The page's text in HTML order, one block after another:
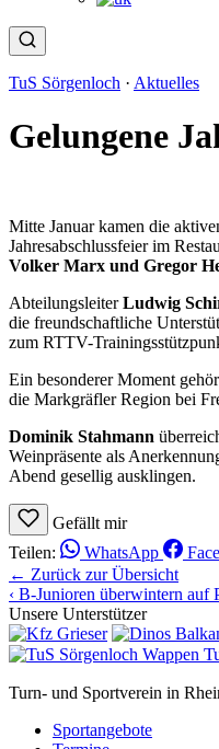
TuS Sörgenloch · Aktuelles
Gelungene
Mitte Januar kamen die
Jahresabschlussfeier im
Volker Marx und Gregor
AbteilungsleiterLudwig
die freundschaftliche
zum RTTV-
Ein besonderer Moment
die Markgräfler Region bei
Dominik Stahmann
Weinpräsente als
Abend gesellig ausklingen.
Gefällt mir
Teilen:
WhatsApp
← Zurück zur Übersicht
‹ B-Junioren überwintern auf
Unsere Unterstützer
Turn- und Sportverein in
Sportangebote